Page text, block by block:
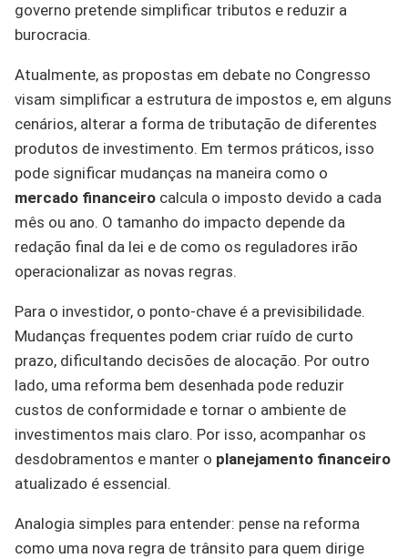
governo pretende simplificar tributos e reduzir a
burocracia.
Atualmente, as propostas em debate no Congresso
visam simplificar a estrutura de impostos e, em alguns
cenários, alterar a forma de tributação de diferentes
produtos de investimento. Em termos práticos, isso
pode significar mudanças na maneira como o
mercado financeiro calcula o imposto devido a cada
mês ou ano. O tamanho do impacto depende da
redação final da lei e de como os reguladores irão
operacionalizar as novas regras.
Para o investidor, o ponto-chave é a previsibilidade.
Mudanças frequentes podem criar ruído de curto
prazo, dificultando decisões de alocação. Por outro
lado, uma reforma bem desenhada pode reduzir
custos de conformidade e tornar o ambiente de
investimentos mais claro. Por isso, acompanhar os
desdobramentos e manter o planejamento financeiro
atualizado é essencial.
Analogia simples para entender: pense na reforma
como uma nova regra de trânsito para quem dirige